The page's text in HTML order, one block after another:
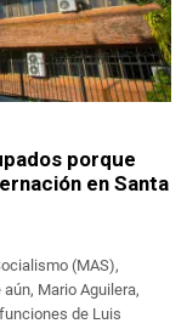
porque
en Santa
(MAS),
Mario Aguilera,
de Luis